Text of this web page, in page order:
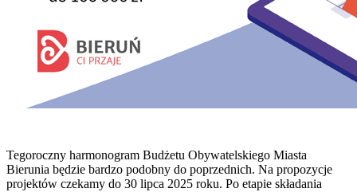
Tegoroczny harmonogram Budżetu Obywatelskiego Miasta
Bierunia będzie bardzo podobny do poprzednich. Na propozycje
projektów czekamy do 30 lipca 2025 roku. Po etapie składania